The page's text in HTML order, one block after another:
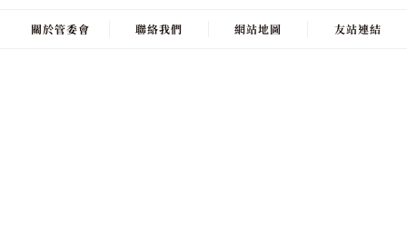
關於管委會 聯絡我們 網站地圖 友站連結